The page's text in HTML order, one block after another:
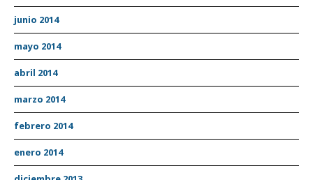
junio 2014
mayo 2014
abril 2014
marzo 2014
febrero 2014
enero 2014